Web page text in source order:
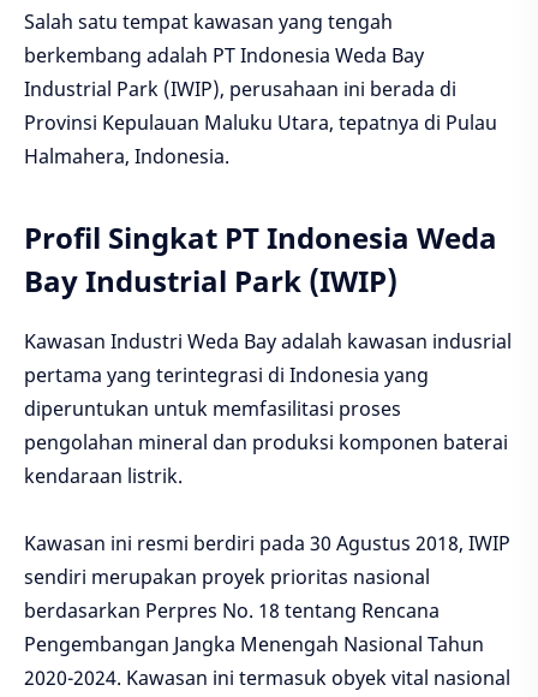
Salah satu tempat kawasan yang tengah
berkembang adalah PT Indonesia Weda Bay
Industrial Park (IWIP), perusahaan ini berada di
Provinsi Kepulauan Maluku Utara, tepatnya di Pulau
Halmahera, Indonesia.
Profil Singkat PT Indonesia Weda
Bay Industrial Park (IWIP)
Kawasan Industri Weda Bay adalah kawasan indusrial
pertama yang terintegrasi di Indonesia yang
diperuntukan untuk memfasilitasi proses
pengolahan mineral dan produksi komponen baterai
kendaraan listrik.
Kawasan ini resmi berdiri pada 30 Agustus 2018, IWIP
sendiri merupakan proyek prioritas nasional
berdasarkan Perpres No. 18 tentang Rencana
Pengembangan Jangka Menengah Nasional Tahun
2020-2024. Kawasan ini termasuk obyek vital nasional